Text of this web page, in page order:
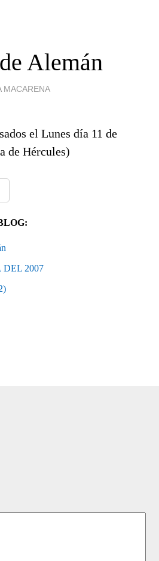
Alemán
MACARENA
el Lunes día 11 de
de Hércules)
2007